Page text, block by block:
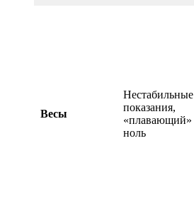
Весы
Нестабильные
показания,
«плавающий»
ноль